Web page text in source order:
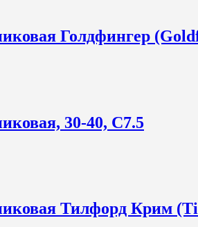
Голдфингер
30-40, С7.5
Тилфорд Крим